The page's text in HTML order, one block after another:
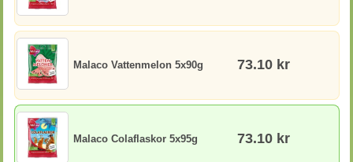
Malaco Vattenmelon 5x90g 73.10 kr
Malaco Colaflaskor 5x95g 73.10 kr